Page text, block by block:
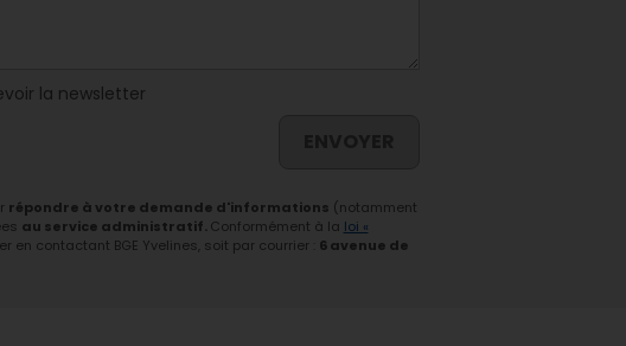
la newsletter
répondre à votre demande d'informations (notamment
au service administratif. Conformément à la loi «
contactant BGE Yvelines, soit par courrier :
6 avenue de